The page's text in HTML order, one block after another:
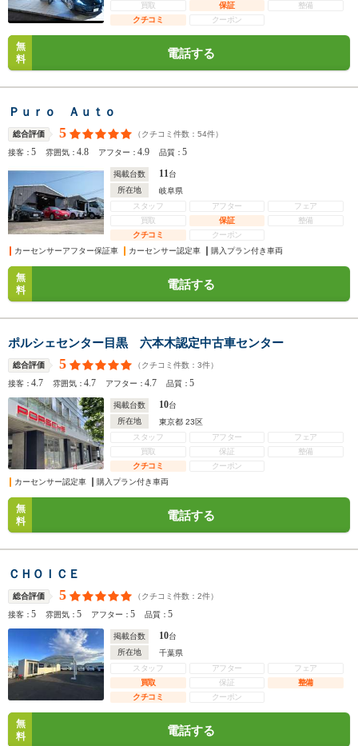
買取
保証
整備
クチコミ
クーポン
無
料
電話する
Ｐｕｒｏ Ａｕｔｏ
総合評価 5 （クチコミ件数： 54件）
接客：5 雰囲気：4.8 アフター：4.9 品質：5
掲載台数 11台
所在地
岐阜県
スタッフ
アフター
フェア
買取
保証
整備
クチコミ
クーポン
カーセンサーアフター保証車
カーセンサー認定車 購入プラン付き車両
無
料
電話する
ポルシェセンター目黒 六本木認定中古車センター
総合評価 5 （クチコミ件数： 3件）
接客：4.7 雰囲気：4.7 アフター：4.7 品質：5
掲載台数 10台
所在地
東京都 23区
スタッフ
アフター
フェア
買取
保証
整備
クチコミ
クーポン
カーセンサー認定車
購入プラン付き車両
無
料
電話する
ＣＨＯＩＣＥ
総合評価 5 （クチコミ件数： 2件）
接客：5 雰囲気：5 アフター：5 品質：5
掲載台数 10台
所在地
千葉県
スタッフ
アフター
フェア
買取
保証
整備
クチコミ
クーポン
無
料
電話する